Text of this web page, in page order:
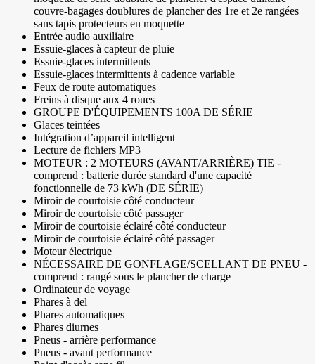
couvre-bagages doublures de plancher des 1re et 2e rangées
sans tapis protecteurs en moquette
Entrée audio auxiliaire
Essuie-glaces à capteur de pluie
Essuie-glaces intermittents
Essuie-glaces intermittents à cadence variable
Feux de route automatiques
Freins à disque aux 4 roues
GROUPE D'ÉQUIPEMENTS 100A DE SÉRIE
Glaces teintées
Intégration d’appareil intelligent
Lecture de fichiers MP3
MOTEUR : 2 MOTEURS (AVANT/ARRIÈRE) TIE -
comprend : batterie durée standard d'une capacité
fonctionnelle de 73 kWh (DE SÉRIE)
Miroir de courtoisie côté conducteur
Miroir de courtoisie côté passager
Miroir de courtoisie éclairé côté conducteur
Miroir de courtoisie éclairé côté passager
Moteur électrique
NÉCESSAIRE DE GONFLAGE/SCELLANT DE PNEU -
comprend : rangé sous le plancher de charge
Ordinateur de voyage
Phares à del
Phares automatiques
Phares diurnes
Pneus - arrière performance
Pneus - avant performance